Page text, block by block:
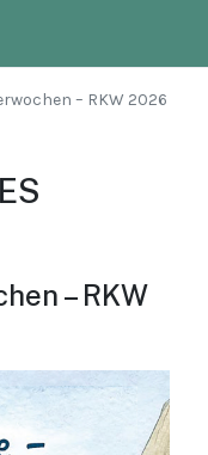
– RKW 2026
– RKW